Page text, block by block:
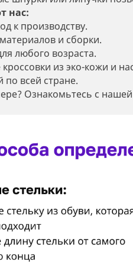
нас:
к производству.
и сборки.
любого возраста.
из эко-кожи и
по всей стране.
Ознакомьтесь с